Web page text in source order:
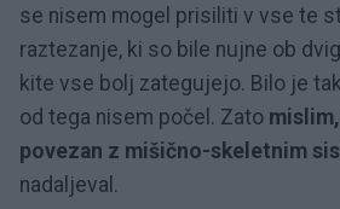
se nisem mogel prisiliti v vse te
raztezanje, ki so bile nujne ob
kite vse bolj zategujejo. Bilo je
od tega nisem počel. Zato
povezan z mišično-skeletnim
nadaljeval.